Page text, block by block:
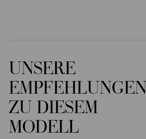
UNSERE
EMPFEHLUNGEN
ZU DIESEM
MODELL